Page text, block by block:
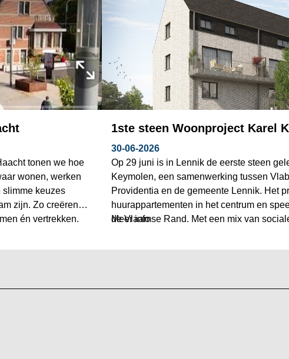
tonen we hoe
wonen, werken
slimme keuzes
zijn. Zo creëren
én vertrekken.
1ste steen Woonproject Karel
30-06-2026
Op 29 juni is in Lennik de eerste steen
Keymolen, een samenwerking tussen
Providentia en de gemeente Lennik. Het
huurappartementen in het centrum en
de Vlaamse Rand. Met een mix van
Meer info